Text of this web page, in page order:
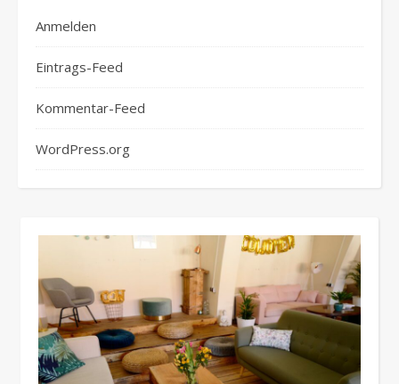
Anmelden
Eintrags-Feed
Kommentar-Feed
WordPress.org